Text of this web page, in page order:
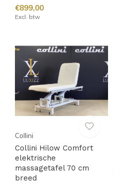
€899,00
Excl. btw
Collini
Collini Hilow Comfort
elektrische
massagetafel 70 cm
breed